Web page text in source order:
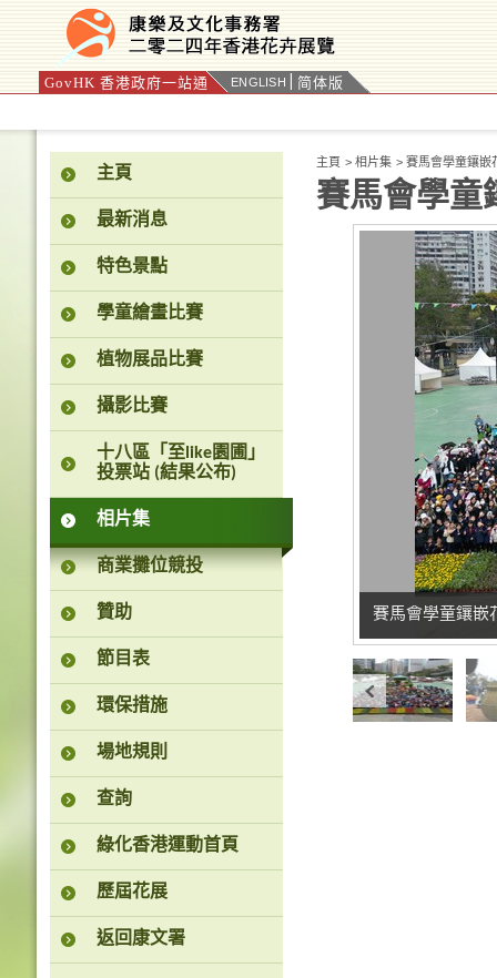
GovHK 香港政府一站通 ENGLISH 简体版
按“Tab”進入菜單
主頁
最新消息
特色景點
學童繪畫比賽
植物展品比賽
攝影比賽
十八區「至like園圃」
投票站 (結果公布)
相片集
商業攤位競投
贊助
節目表
環保措施
場地規則
查詢
綠化香港運動首頁
歷屆花展
返回康文署
主頁 > 相片集 > 賽馬會學童鑲嵌
賽馬會學童
賽馬會學童鑲嵌